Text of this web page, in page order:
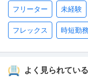
フリーター 未経験
フレックス 時短勤務
よく見られてい